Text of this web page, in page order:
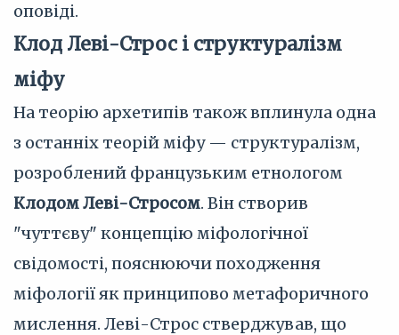
оповіді.
Клод Леві-Строс і структуралізм
міфу
На теорію архетипів також вплинула одна
з останніх теорій міфу — структуралізм,
розроблений французьким етнологом
Клодом Леві-Стросом. Він створив
"чуттєву" концепцію міфологічної
свідомості, пояснюючи походження
міфології як принципово метафоричного
мислення. Леві-Строс стверджував, що